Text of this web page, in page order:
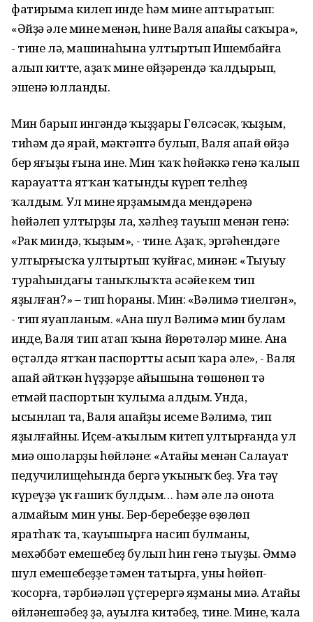
фатирыма килеп инде һәм мине аптыратып:
«Әйҙә әле минең менән, һине Валя апайың саҡыра»,
- тине лә, машинаһына ултыртып Ишембайға
алып китте, аҙаҡ мине өйҙәрендә ҡалдырып,
эшенә юлланды.
Мин барып ингәндә ҡыҙҙары Гөлсәсәк, ҡыҙым,
тиһәм дә ярай, мәктәптә булып, Валя апай өйҙә
бер яңғыҙы ғына ине. Мин ҡаҡ һөйәккә генә ҡалып
карауатта ятҡан ҡатынды күреп телһеҙ
ҡалдым. Ул минең ярҙамымда мендәренә
һөйәлеп ултырҙы ла, хәлһеҙ тауыш менән генә:
«Рак миндә, ҡыҙым», - тине. Аҙаҡ, эргәһендәге
ултырғысҡа ултыртып ҡуйғас, минән: «Тыуыу
тураһындағы таныҡлыҡта әсәйең кем тип
яҙылған?» – тип һораны. Мин: «Вәлимә тиелгән»,
- тип яуапланым. «Ана шул Вәлимә мин булам
инде, Валя тип атап ҡына йөрөтәләр мине. Ана
өҫтәлдә ятҡан паспортты асып ҡара әле», - Валя
апай әйткән һүҙҙәрҙең айышына төшөнөп тә
етмәй паспортын ҡулыма алдым. Унда,
ысынлап та, Валя апайҙың исеме Вәлимә, тип
яҙылғайны. Иҫем-аҡылым китеп ултырғанда ул
миңә ошоларҙы һөйләне: «Атайың менән Салауат
педучилищеһында бергә уҡыныҡ беҙ. Уға тәү
күреүҙә үк ғашиҡ булдым… һәм әле лә онота
алмайым мин уны. Бер-беребеҙҙе өҙөлөп
яратһаҡ та, ҡауышырға насип булманы,
мөхәббәт емешебеҙ булып һин генә тыуҙың. Әммә
шул емешебеҙҙең тәмен татырға, уны һөйөп-
ҡосорға, тәрбиәләп үҫтерергә яҙманы миңә. Атайың
өйләнешәбеҙ ҙә, ауылға китәбеҙ, тине. Минең, ҡала